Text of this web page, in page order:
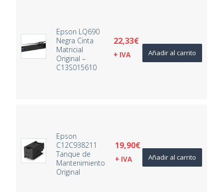
Epson LQ690
Negra Cinta
Matricial
Original –
C13S015610
22,33€
+ IVA Añadir al carrito
Epson
C12C938211
Tanque de
Mantenimiento
Original
19,90€
+ IVA Añadir al carrito